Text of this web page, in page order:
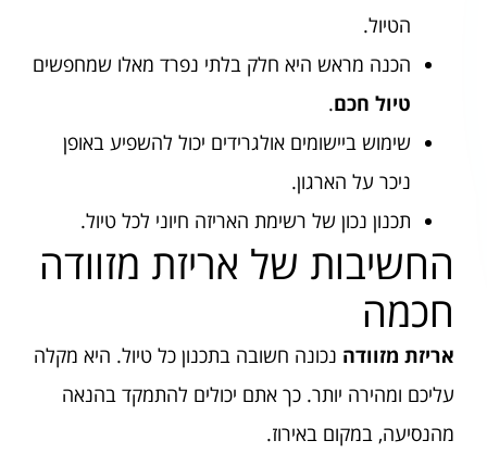
הטיול.
הכנה מראש היא חלק בלתי נפרד מאלו שמחפשים
טיול חכם.
שימוש ביישומים אולגרידים יכול להשפיע באופן
ניכר על הארגון.
תכנון נכון של רשימת האריזה חיוני לכל טיול.
החשיבות של אריזת מזוודה
חכמה
אריזת מזוודה נכונה חשובה בתכנון כל טיול. היא מקלה
עליכם ומהירה יותר. כך אתם יכולים להתמקד בהנאה
מהנסיעה, במקום באירוז.